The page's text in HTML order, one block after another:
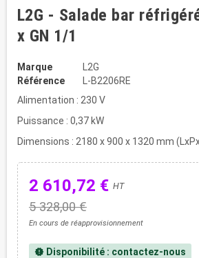
L2G - Salade bar
x GN 1/1
Marque
L2G
Référence
L-B2206RE
Alimentation : 230 V
Puissance : 0,37 kW
Dimensions : 2180 x 900 x 1320 mm
2 610,72 € HT
5 328,00 €
En cours de réapprovisionnement
new_releases Disponibilité : contactez-nous